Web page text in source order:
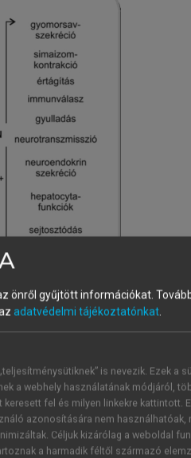
és hatásai
később képződő
mutatja be.
és basophil granulocytákból
önről gyűjtött információkat.
adatvédelmi tájékoztatónkat.
is nevezik. Ezek a
a webhely használatának módjáról,
keresett fel és milyen linkekre kattintott.
azonosítására nem használhatóak,
Céljuk kizárólag a weboldal
a harmadik féltől származó